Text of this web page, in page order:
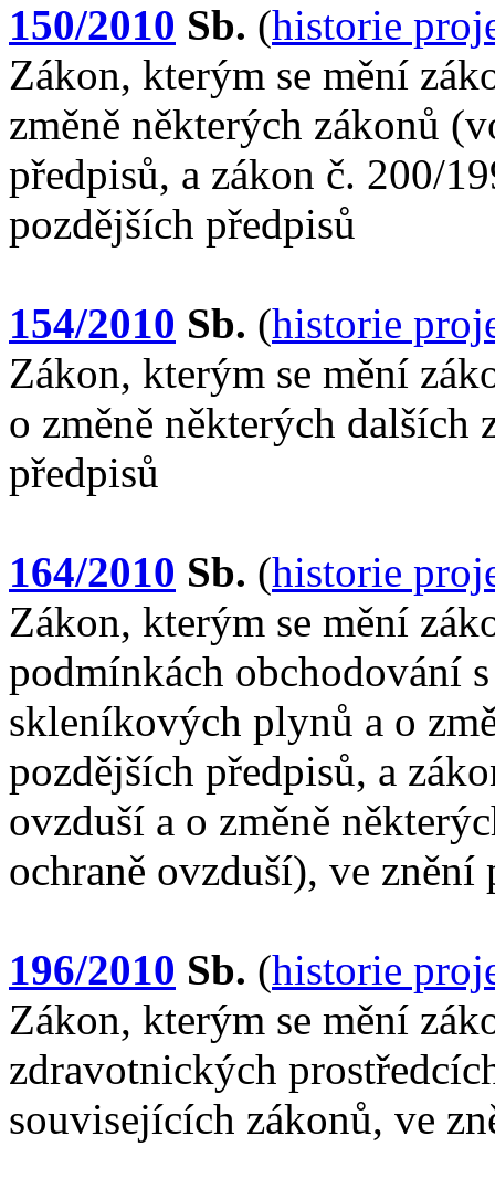
150/2010 Sb. (historie
Zákon, kterým se mění
změně některých zákonů
předpisů, a zákon č. 200/
pozdějších předpisů
154/2010 Sb. (historie
Zákon, kterým se mění
o změně některých dalších
předpisů
164/2010 Sb. (historie
Zákon, kterým se mění
podmínkách obchodování
skleníkových plynů a o
pozdějších předpisů, a
ovzduší a o změně
ochraně ovzduší), ve znění
196/2010 Sb. (historie
Zákon, kterým se mění
zdravotnických
souvisejících zákonů, ve